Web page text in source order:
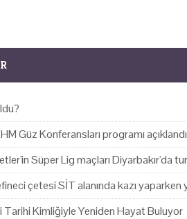
Güz Konferansları programı açıklandı
Süper Lig maçları Diyarbakır'da
çetesi SİT alanında kazı yaparken
Tarihi Kimliğiyle Yeniden Hayat Buluyor